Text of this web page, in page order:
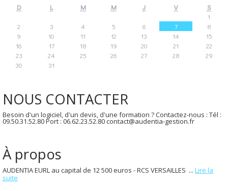
D L M M J V
S
1
2
3 4 5 6 7
8
9
10 11 12 13 14
15
16
17 18 19 20 21
22
23
24 25 26 27 28
29
30
31
NOUS CONTACTER
Besoin d'un logiciel, d'un devis, d'une formation ? Contactez-nous : Tél :
09.50.31.52.80 Port : 06.62.23.52.80 contact@audentia-gestion.fr
À propos
AUDENTIA EURL au capital de 12 500 euros - RCS VERSAILLES ... Lire la
suite